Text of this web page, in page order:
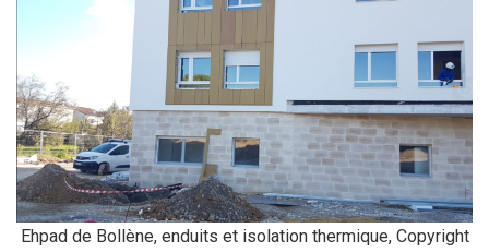
Ehpad de Bollène, enduits et isolation thermique, Copyright